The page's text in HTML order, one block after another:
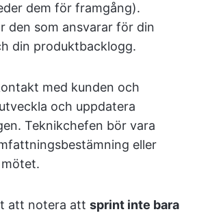
dem för framgång).
den som ansvarar för din
din produktbacklogg.
med kunden och
och uppdatera
Teknikchefen bör vara
eller
att notera att sprint inte bara